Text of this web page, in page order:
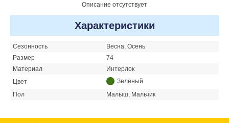
Описание отсутствует
Характеристики
Сезонность
Весна, Осень
Размер
74
Материал
Интерлок
Цвет
Зелёный
Пол
Малыш, Мальчик